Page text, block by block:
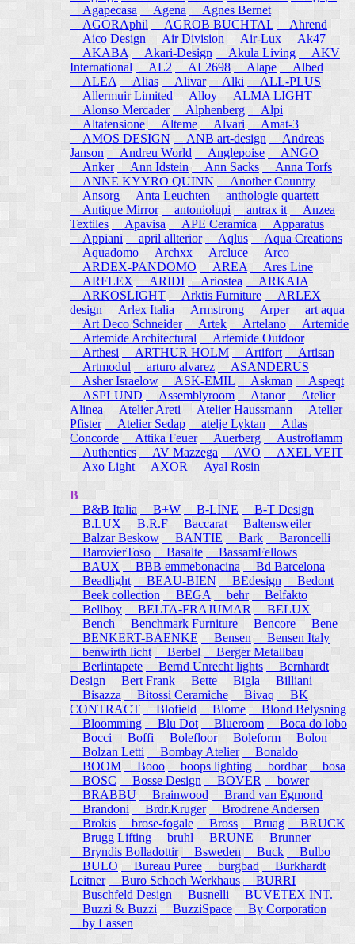
Agapecasa
Agena
Agnes Bernet
AGORAphil
AGROB BUCHTAL
Ahrend
Aico Design
Air Division Air-Lux
Ak47
AKABA
Akari-Design Akula Living
AKV
International
AL2 AL2698 Alape
Albed
ALEA
Alias Alivar Alki
ALL-PLUS
Allermuir Limited
Alloy
ALMA LIGHT
Alonso Mercader
Alphenberg
Alpi
Altatensione
Alteme Alvari
Amat-3
AMOS DESIGN
ANB art-design
Andreas
Janson
Andreu World Anglepoise
ANGO
Anker
Ann Idstein Ann Sacks
Anna Torfs
ANNE KYYRO QUINN
Another Country
Ansorg
Anta Leuchten
anthologie quartett
Antique Mirror
antoniolupi antrax it
Anzea
Textiles
Apavisa APE Ceramica
Apparatus
Appiani
april allterior Aqlus Aqua Creations
Aquadomo
Archxx Arcluce
Arco
ARDEX-PANDOMO
AREA
Ares Line
ARFLEX
ARIDI Ariostea
ARKAIA
ARKOSLIGHT
Arktis Furniture
ARLEX
design
Arlex Italia Armstrong Arper
art aqua
Art Deco Schneider
Artek Artelano
Artemide
Artemide Architectural
Artemide Outdoor
Arthesi
ARTHUR HOLM Artifort
Artisan
Artmodul
arturo alvarez
ASANDERUS
Asher Israelow
ASK-EMIL Askman
Aspeqt
ASPLUND
Assemblyroom Atanor
Atelier
Alinea
Atelier Areti Atelier Haussmann
Atelier
Pfister
Atelier Sedap atelje Lyktan
Atlas
Concorde
Attika Feuer Auerberg
Austroflamm
Authentics
AV Mazzega AVO
AXEL VEIT
Axo Light
AXOR Ayal Rosin
B
B&B Italia
B+W B-LINE
B-T Design
B.LUX
B.R.F Baccarat
Baltensweiler
Balzar Beskow
BANTIE Bark
Baroncelli
BarovierToso
Basalte
BassamFellows
BAUX
BBB emmebonacina
Bd Barcelona
Beadlight
BEAU-BIEN BEdesign
Bedont
Beek collection
BEGA behr
Belfakto
Bellboy
BELTA-FRAJUMAR
BELUX
Bench
Benchmark Furniture Bencore
Bene
BENKERT-BAENKE
Bensen
Bensen Italy
benwirth licht
Berbel
Berger Metallbau
Berlintapete
Bernd Unrecht lights
Bernhardt
Design
Bert Frank Bette Bigla
Billiani
Bisazza
Bitossi Ceramiche Bivaq
BK
CONTRACT
Blofield Blome Blond Belysning
Bloomming
Blu Dot Blueroom
Boca do lobo
Bocci
Boffi Bolefloor Boleform
Bolon
Bolzan Letti
Bombay Atelier
Bonaldo
BOOM
Booo boops lighting bordbar
bosa
BOSC
Bosse Design BOVER
bower
BRABBU
Brainwood
Brand van Egmond
Brandoni
Brdr.Kruger
Brodrene Andersen
Brokis
brose-fogale Bross Bruag
BRUCK
Brugg Lifting
bruhl BRUNE
Brunner
Bryndis Bolladottir
Bsweden Buck
Bulbo
BULO
Bureau Puree burgbad
Burkhardt
Leitner
Buro Schoch Werkhaus
BURRI
Buschfeld Design
Busnelli
BUVETEX INT.
Buzzi & Buzzi
BuzziSpace By Corporation
by Lassen